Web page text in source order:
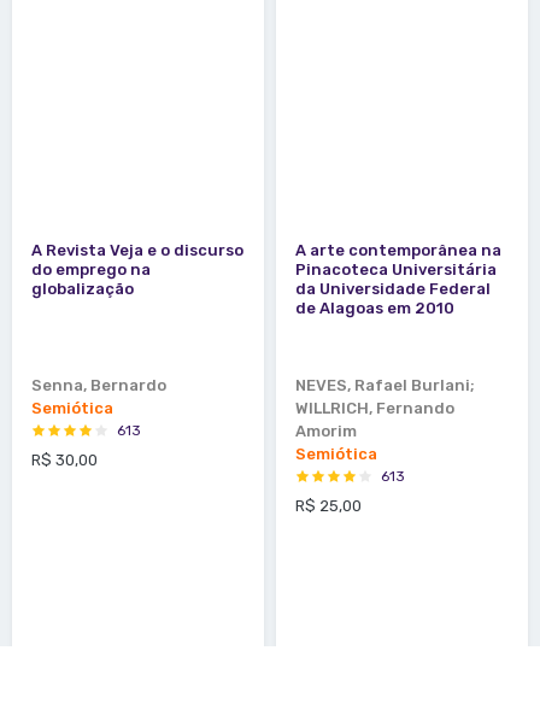
A Revista Veja e o discurso
do emprego na
globalização
Senna, Bernardo
Semiótica
613
R$ 30,00
A arte contemporânea na
Pinacoteca Universitária
da Universidade Federal
de Alagoas em 2010
NEVES, Rafael Burlani;
WILLRICH, Fernando
Amorim
Semiótica
613
R$ 25,00